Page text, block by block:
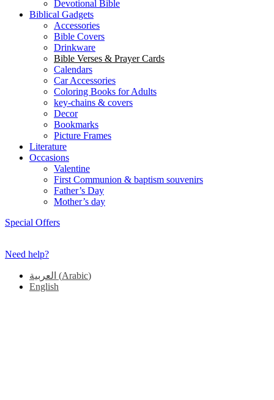
Devotional Bible
Biblical Gadgets
Accessories
Bible Covers
Drinkware
Bible Verses & Prayer Cards
Calendars
Car Accessories
Coloring Books for Adults
key-chains & covers
Decor
Bookmarks
Picture Frames
Literature
Occasions
Valentine
First Communion & baptism souvenirs
Father’s Day
Mother’s day
Special Offers
Need help?
العربية (Arabic)
English